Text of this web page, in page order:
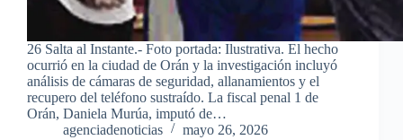
26 Salta al Instante.- Foto portada: Ilustrativa. El hecho
ocurrió en la ciudad de Orán y la investigación incluyó
análisis de cámaras de seguridad, allanamientos y el
recupero del teléfono sustraído. La fiscal penal 1 de
Orán, Daniela Murúa, imputó de…
agenciadenoticias
mayo 26, 2026